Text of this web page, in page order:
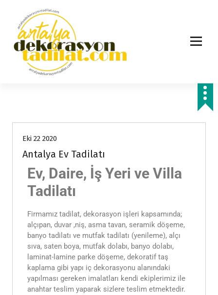
Eki 22 2020
Antalya Ev Tadilatı
Ev, Daire, İş Yeri ve Villa
Tadilatı
Firmamız tadilat, dekorasyon işleri kapsamında;
alçıpan, duvar ,niş, asma tavan, seramik döşeme,
banyo tadilatı ve mutfak tadilatı (yenileme), alçı
sıva, saten boya, mutfak dolabı, banyo dolabı,
laminat-lamine parke döşeme, dekoratif taş
kaplama gibi yapı iç dekorasyonu alanındaki
yapılması gereken imalatları kendi ekiplerimiz ile
anahtar teslim yaparak sizlere teslim etmektedir.